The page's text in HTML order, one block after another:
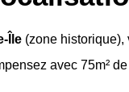
Île (zone historique),
avec 75m²